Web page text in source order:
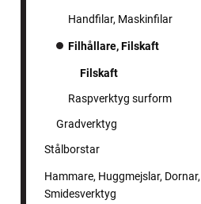
Handfilar, Maskinfilar
Filhållare, Filskaft
Filskaft
Raspverktyg surform
Gradverktyg
Stålborstar
Hammare, Huggmejslar, Dornar,
Smidesverktyg